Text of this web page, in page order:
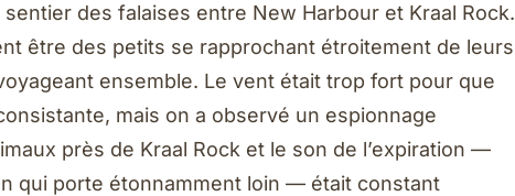
des falaises entre New Harbour et Kraal Rock.
être des petits se rapprochant étroitement de leurs
ensemble. Le vent était trop fort pour que
mais on a observé un espionnage
près de Kraal Rock et le son de l’expiration —
qui porte étonnamment loin — était constant